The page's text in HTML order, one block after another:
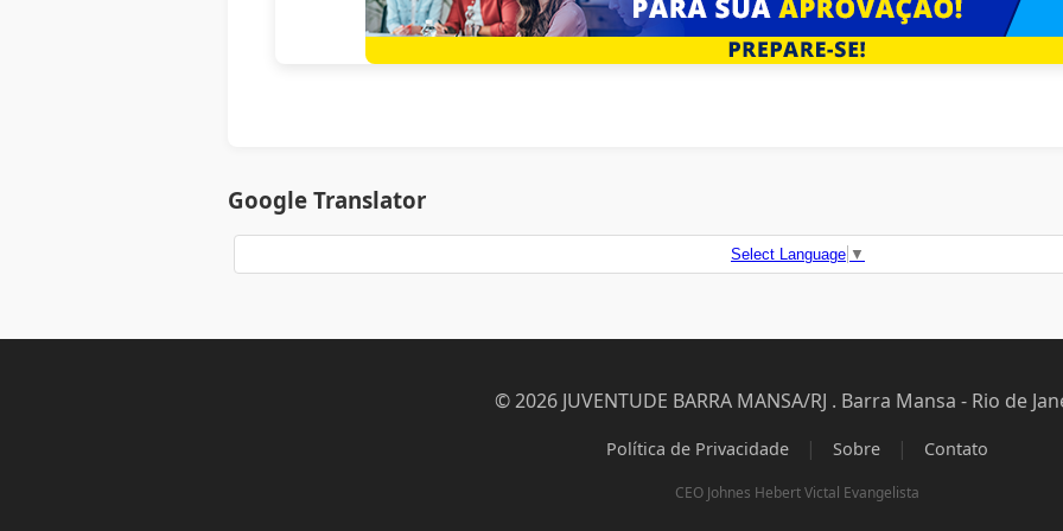
Google Translator
Select Language ▼
© 2026 JUVENTUDE BARRA MANSA/RJ . Barra Mansa - Rio de
Política de Privacidade | Sobre | Contato
CEO Johnes Hebert Victal Evangelista